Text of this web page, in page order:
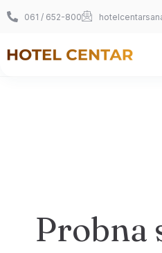
061 / 652-800
Probna